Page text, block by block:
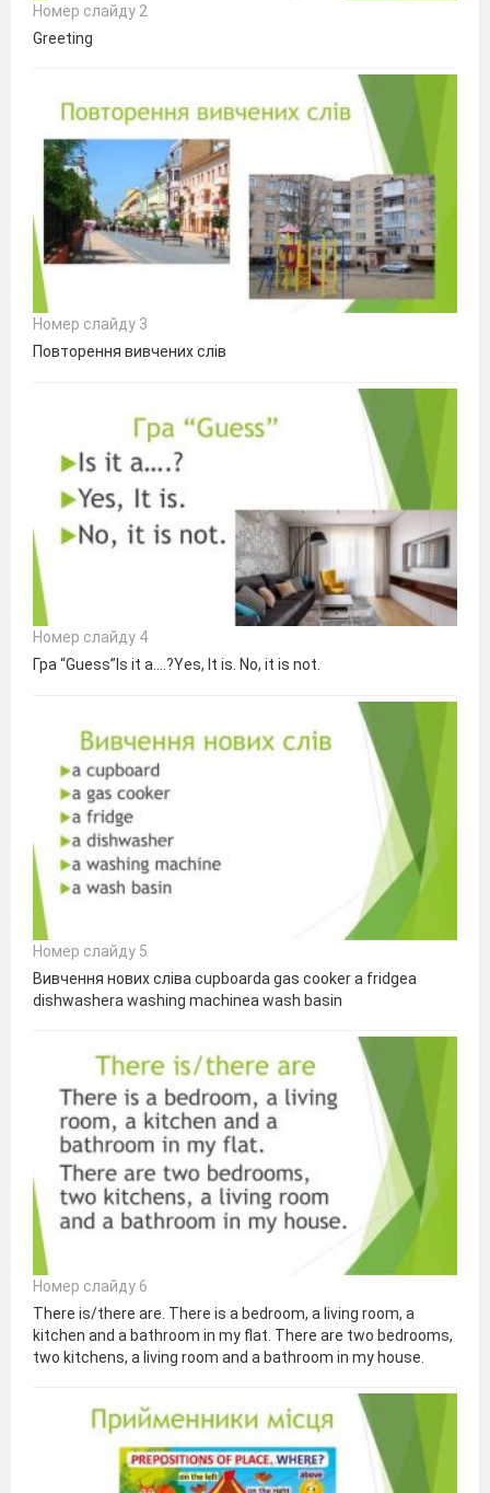
Номер слайду 2
Greeting
Номер слайду 3
Повторення вивчених слів
Номер слайду 4
Гра “Guess”Is it a….?Yes, It is. No, it is not.
Номер слайду 5
Вивчення нових слівa cupboarda gas cooker a fridgea
dishwashera washing machinea wash basin
Номер слайду 6
There is/there are. There is a bedroom, a living room, a
kitchen and a bathroom in my flat. There are two bedrooms,
two kitchens, a living room and a bathroom in my house.